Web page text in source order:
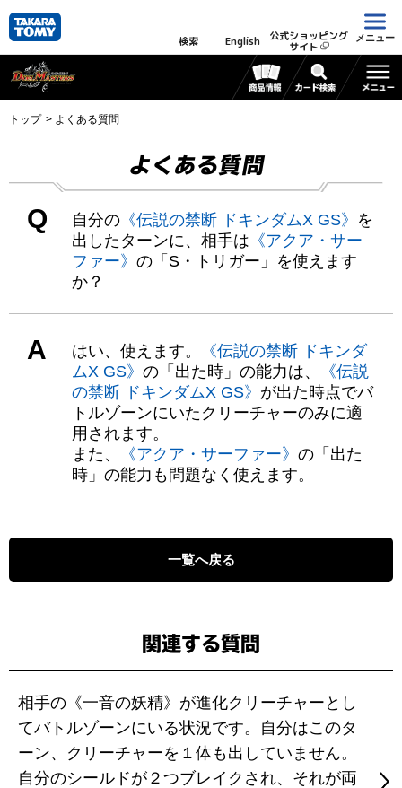
検索 English 公式ショッピング
サイト
メニュー
トップ よくある質問
よくある質問
Q 自分の 《伝説の禁断 ドキンダムX GS》 を
出したターンに、相手は 《アクア・サー
ファー》 の「S・トリガー」を使えます
か？
A はい、使えます。
《伝説の禁断 ドキンダ
ムX GS》 の「出た時」の能力は、
《伝説
の禁断 ドキンダムX GS》 が出た時点でバ
トルゾーンにいたクリーチャーのみに適
用されます。
また、
《アクア・サーファー》 の「出た
時」の能力も問題なく使えます。
一覧へ戻る
関連する質問
相手の《一音の妖精》が進化クリーチャーとし
てバトルゾーンにいる状況です。自分はこのタ
ーン、クリーチャーを１体も出していません。
自分のシールドが２つブレイクされ、それが両